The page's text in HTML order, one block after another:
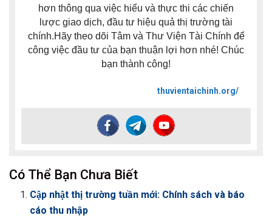
hơn thông qua việc hiểu và thực thi các chiến
lược giao dịch, đầu tư hiệu quả thị trường tài
chính.Hãy theo dõi Tâm và Thư Viện Tài Chính để
công việc đầu tư của bạn thuận lợi hơn nhé! Chúc
bạn thành công!
thuvientaichinh.org/
Có Thể Bạn Chưa Biết
Cập nhật thị trường tuần mới: Chính sách và báo
cáo thu nhập